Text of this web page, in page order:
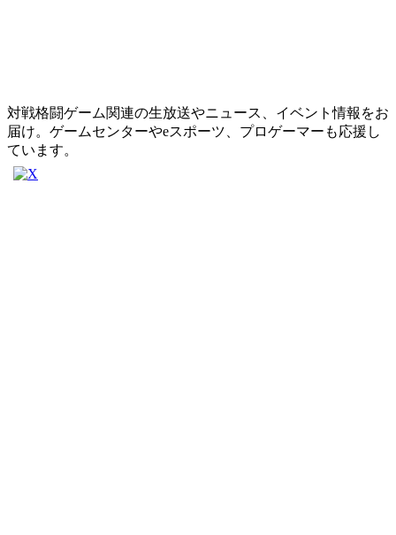
対戦格闘ゲーム関連の生放送やニュース、イベント情報をお
届け。ゲームセンターやeスポーツ、プロゲーマーも応援し
ています。